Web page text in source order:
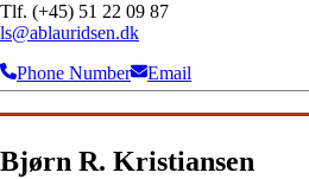
Tlf. (+45) 51 22 09 87
ls@ablauridsen.dk
Phone Number
Email
Bjørn R. Kristiansen